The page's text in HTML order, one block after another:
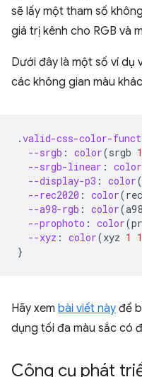
sẽ lấy một tham số
giá trị kênh cho RGB và
Dưới đây là một số ví dụ
các không gian màu
.valid-css-color-
--srgb : color(srgb 1
--srgb-linear : color
--display-p3 : color(
--rec2020 : color(
--a98-rgb : color(a98
--prophoto : color(
--xyz : color(xyz 1 1
}
Hãy xem bài viết này để
dụng tối đa màu sắc có
Công cụ phát